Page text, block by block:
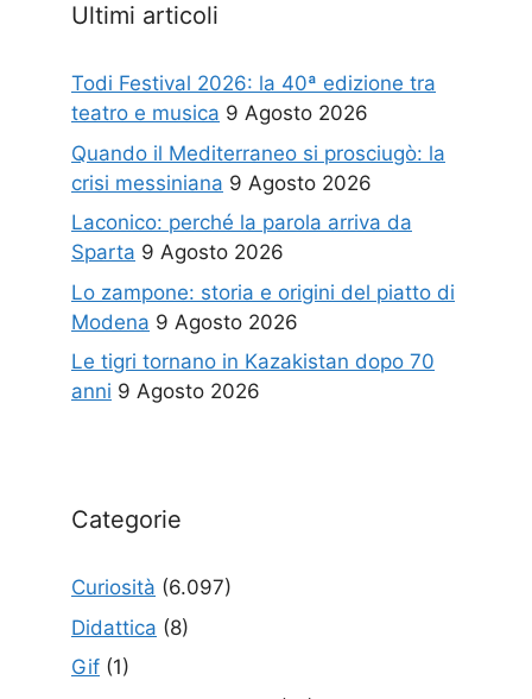
Ultimi articoli
Todi Festival 2026: la 40ª edizione tra
teatro e musica 9 Agosto 2026
Quando il Mediterraneo si prosciugò: la
crisi messiniana 9 Agosto 2026
Laconico: perché la parola arriva da
Sparta 9 Agosto 2026
Lo zampone: storia e origini del piatto di
Modena 9 Agosto 2026
Le tigri tornano in Kazakistan dopo 70
anni 9 Agosto 2026
Categorie
Curiosità (6.097)
Didattica (8)
Gif (1)